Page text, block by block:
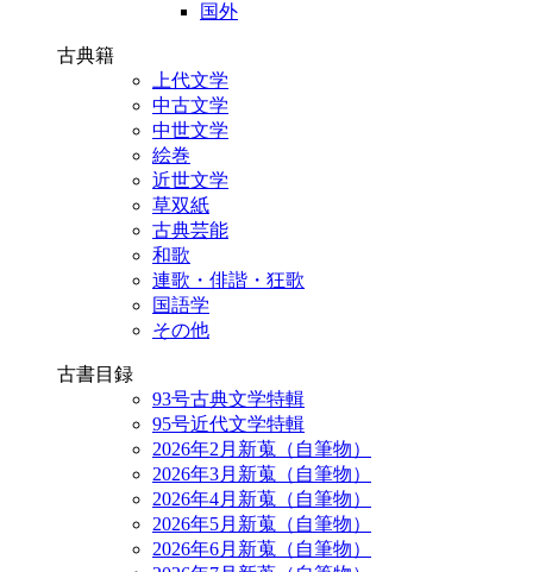
国外
古典籍
上代文学
中古文学
中世文学
絵巻
近世文学
草双紙
古典芸能
和歌
連歌・俳諧・狂歌
国語学
その他
古書目録
93号古典文学特輯
95号近代文学特輯
2026年2月新蒐（自筆物）
2026年3月新蒐（自筆物）
2026年4月新蒐（自筆物）
2026年5月新蒐（自筆物）
2026年6月新蒐（自筆物）